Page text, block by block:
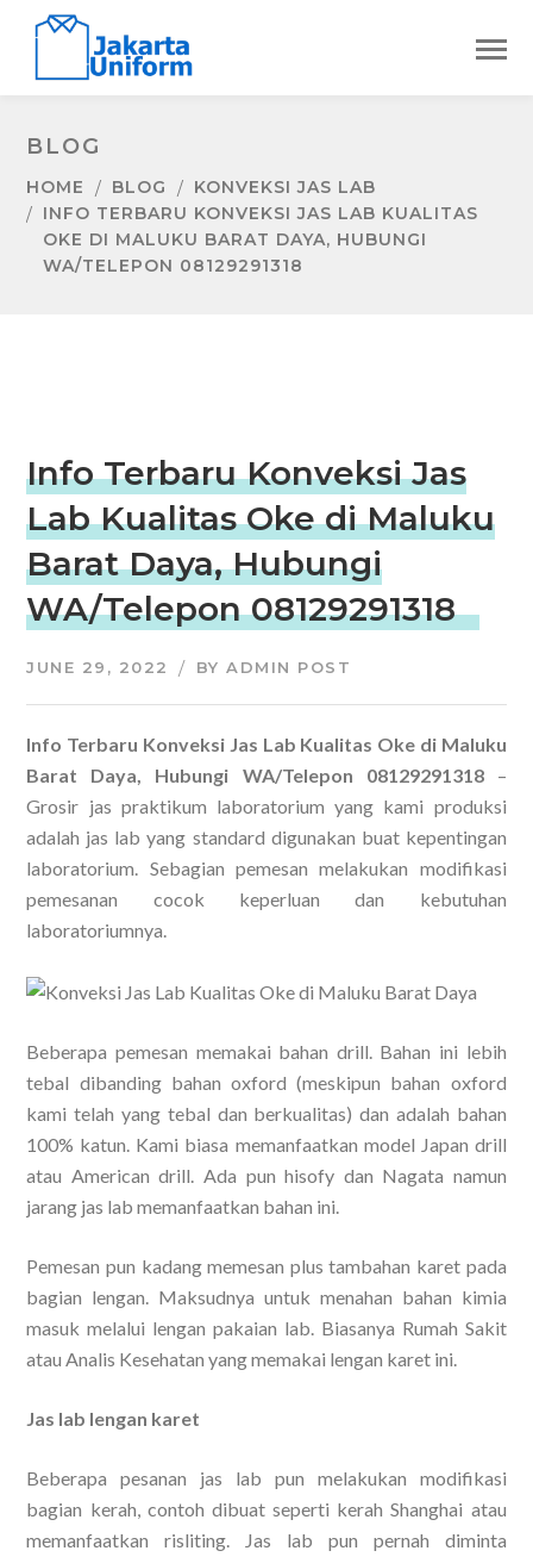
BLOG
HOME BLOG
KONVEKSI JAS LAB
INFO TERBARU KONVEKSI JAS LAB KUALITAS
OKE DI MALUKU BARAT DAYA, HUBUNGI
WA/TELEPON 08129291318
Info Terbaru Konveksi Jas
Lab Kualitas Oke di Maluku
Barat Daya, Hubungi
WA/Telepon 08129291318
JUNE 29, 2022 BYADMIN POST
Info Terbaru Konveksi Jas Lab Kualitas Oke di Maluku
Barat Daya, Hubungi WA/Telepon 08129291318–
Grosir jas praktikum laboratorium yang kami produksi
adalah jas lab yang standard digunakan buat kepentingan
laboratorium. Sebagian pemesan melakukan modifikasi
pemesanan cocok keperluan dan kebutuhan
laboratoriumnya.
Beberapa pemesan memakai bahan drill. Bahan ini lebih
tebal dibanding bahan oxford (meskipun bahan oxford
kami telah yang tebal dan berkualitas) dan adalah bahan
100% katun. Kami biasa memanfaatkan model Japan drill
atau American drill. Ada pun hisofy dan Nagata namun
jarang jas lab memanfaatkan bahan ini.
Pemesan pun kadang memesan plus tambahan karet pada
bagian lengan. Maksudnya untuk menahan bahan kimia
masuk melalui lengan pakaian lab. Biasanya Rumah Sakit
atau Analis Kesehatan yang memakai lengan karet ini.
Jas lab lengan karet
Beberapa pesanan jas lab pun melakukan modifikasi
bagian kerah, contoh dibuat seperti kerah Shanghai atau
memanfaatkan risliting. Jas lab pun pernah diminta